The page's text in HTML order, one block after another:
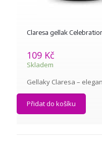
Claresa gellak
109 Kč
Skladem
Gellaky Claresa –
Přidat do košíku